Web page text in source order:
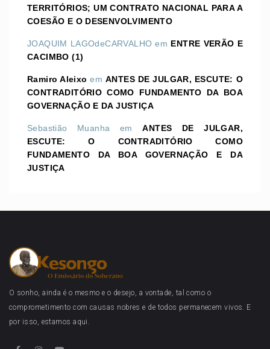
TERRITÓRIOS; UM CONTRATO NACIONAL PARA A
COESÃO E O DESENVOLVIMENTO
JOAQUIM LAGOdeCARVALHO em ENTRE VERÃO E
CACIMBO (1)
Ramiro Aleixo emANTES DE JULGAR, ESCUTE: O
CONTRADITÓRIO COMO FUNDAMENTO DA BOA
GOVERNAÇÃO E DA JUSTIÇA
Sebastião Muanha emANTES DE JULGAR,
ESCUTE: O CONTRADITÓRIO COMO
FUNDAMENTO DA BOA GOVERNAÇÃO E DA
JUSTIÇA
O sonho, ainda é o mesmo e o desejo, a vontade, tal como o
comprometimento com causas nobres e de todos permanecem vivos. E
por isso, estamos aqui.